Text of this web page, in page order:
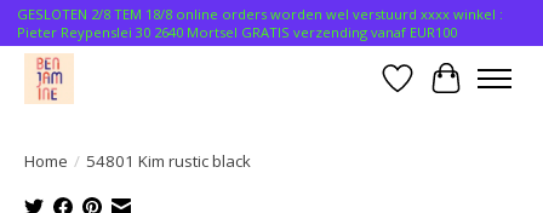
GESLOTEN 2/8 TEM 18/8 online orders worden wel verstuurd xxxx winkel :
Pieter Reypenslei 30 2640 Mortsel GRATIS verzending vanaf EUR100
Verlanglijst
Home / 54801 Kim rustic black